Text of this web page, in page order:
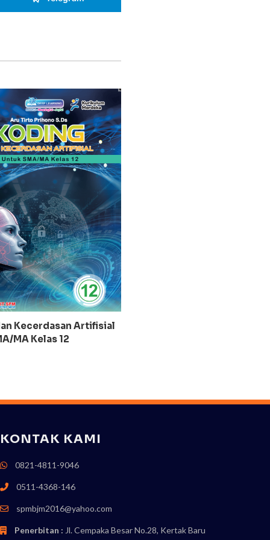
Kecerdasan Artifisial
MA Kelas 12
KONTAK KAMI
0821-4811-9046
0511-4368-146
spmbjm2016@yahoo.com
Penerbitan : Jl. Cempaka Besar No.28, Kertak Baru